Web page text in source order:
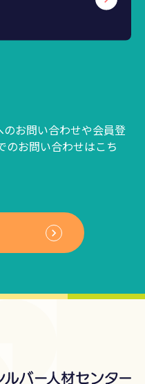
お問い合わせや会員登
のお問い合わせはこち